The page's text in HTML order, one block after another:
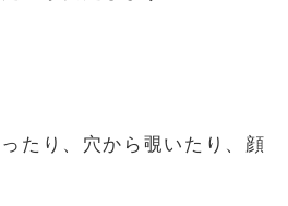
たり、穴から覗いたり、顔